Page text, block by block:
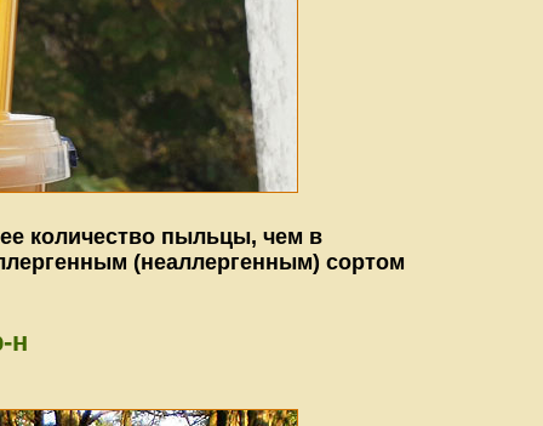
количество пыльцы, чем в
(неаллергенным) сортом
н